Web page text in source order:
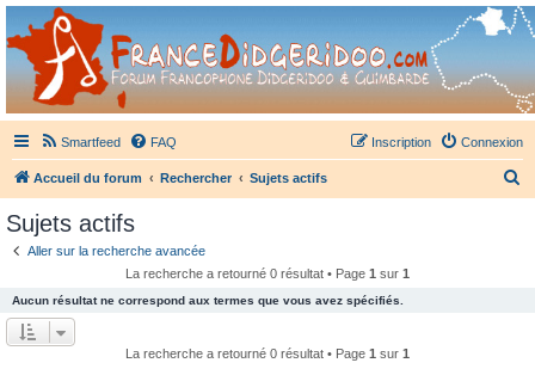
France Didgeridoo
Didgeridoo et Guimbarde sur France Didgeridoo - retrouvez la communauté.
Smartfeed FAQ Connexion
Inscription
Accueil du forum Rechercher Sujets actifs
Sujets actifs
Aller sur la recherche avancée
La recherche a retourné 0 résultat • Page 1 sur 1
Aucun résultat ne correspond aux termes que vous avez spécifiés.
La recherche a retourné 0 résultat • Page 1 sur 1